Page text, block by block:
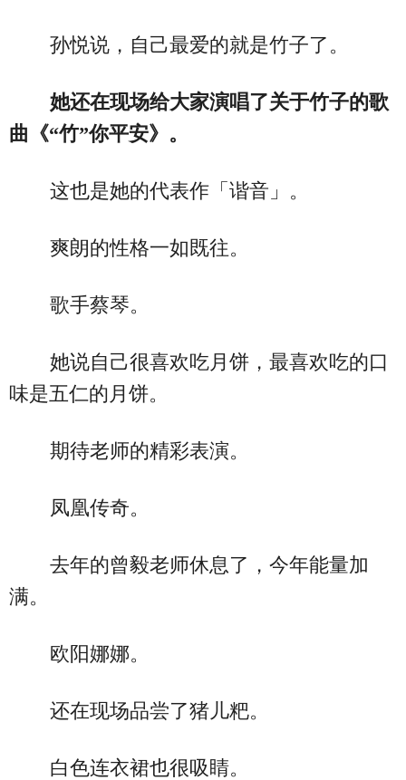
孙悦说，自己最爱的就是竹子了。
她还在现场给大家演唱了关于竹子的歌
曲《“竹”你平安》。
这也是她的代表作「谐音」。
爽朗的性格一如既往。
歌手蔡琴。
她说自己很喜欢吃月饼，最喜欢吃的口
味是五仁的月饼。
期待老师的精彩表演。
凤凰传奇。
去年的曾毅老师休息了，今年能量加
满。
欧阳娜娜。
还在现场品尝了猪儿粑。
白色连衣裙也很吸睛。